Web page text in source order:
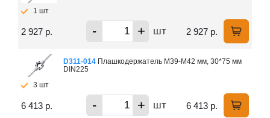
1 шт
2 927 р. - + шт 2 927 р.
D311-014 Плашкодержатель М39-М42 мм, 30*75 мм
DIN225
3 шт
6 413 р. - + шт 6 413 р.